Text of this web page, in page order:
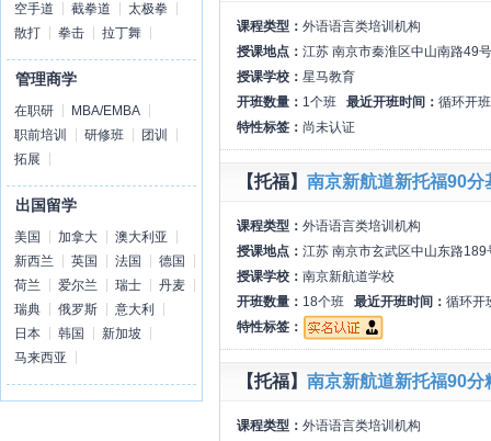
空手道
截拳道
太极拳
散打
拳击 拉丁舞
管理商学
在职研
MBA/EMBA
职前培训
研修班
团训
拓展
出国留学
美国 加拿大
澳大利亚
新西兰
英国 法国
德国
荷兰
爱尔兰 瑞士
丹麦
瑞典
俄罗斯
意大利
日本
韩国
新加坡
马来西亚
课程类型： 外语语言类培训机构
授课地点： 江苏 南京市秦淮区中山南路49
授课学校： 星马教育
开班数量： 1个班 最近开班时间： 循环开班
特性标签： 尚未认证
【托福】 南京新航道新托福90分
课程类型： 外语语言类培训机构
授课地点： 江苏 南京市玄武区中山东路
授课学校： 南京新航道学校
开班数量： 18个班 最近开班时间： 循环开
特性标签：
【托福】 南京新航道新托福90分
课程类型： 外语语言类培训机构